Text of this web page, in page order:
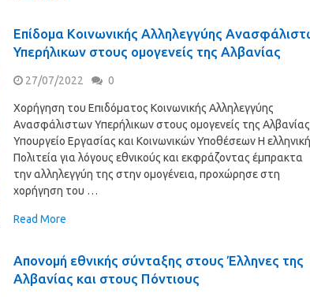
Επίδομα Κοινωνικής Αλληλεγγύης
Υπερήλικων στους ομογενείς της Αλβανίας
27/07/2022 0
Χορήγηση του Επιδόματος Κοινωνικής Αλληλεγγύης
Ανασφάλιστων Υπερήλικων στους ομογενείς της Αλβανίας
Υπουργείο Εργασίας και Κοινωνικών Υποθέσεων Η ελληνική
Πολιτεία για λόγους εθνικούς και εκφράζοντας έμπρακτα
την αλληλεγγύη της στην ομογένεια, προχώρησε στη
χορήγηση του …
Read More
Απονομή εθνικής σύνταξης στους Έλληνες της
Αλβανίας και στους Πόντιους